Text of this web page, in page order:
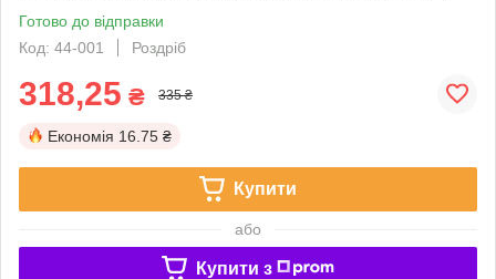
Готово до відправки
Код: 44-001
Роздріб
318,25 ₴ 335 ₴
Економія 16.75 ₴
Купити
або
Купити з